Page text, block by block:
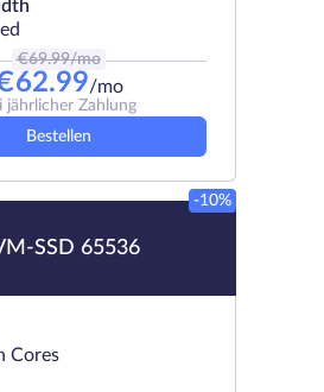
€69.99/mo
62.99/mo
jährlicher Zahlung
Bestellen
SSD 65536
-10%
Cores